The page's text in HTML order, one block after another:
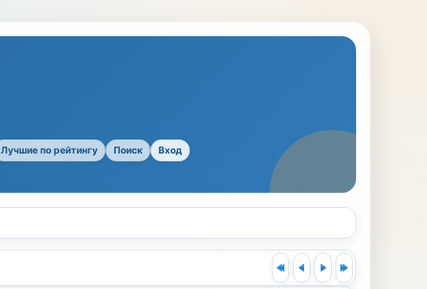
Лучшие по рейтингу Поиск Вход